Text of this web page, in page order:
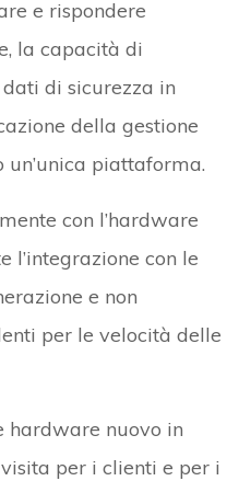
e rispondere
la capacità di
di sicurezza in
della gestione
piattaforma.
con l’hardware
l’integrazione con le
e non
per le velocità delle
hardware nuovo in
per i clienti e per i